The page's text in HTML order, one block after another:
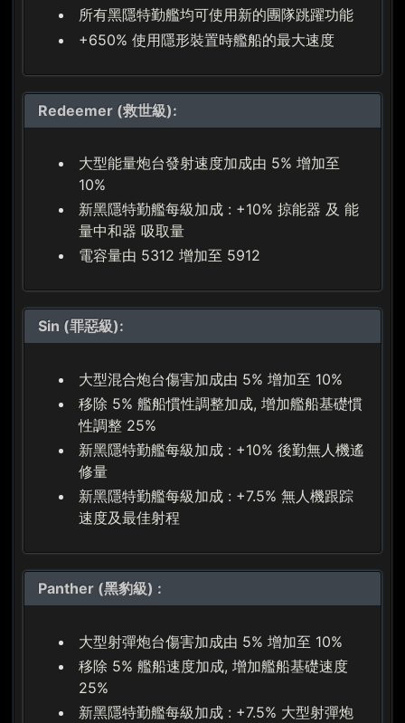
所有黑隱特勤艦均可使用新的團隊跳躍功能
+650% 使用隱形裝置時艦船的最大速度
Redeemer (救世級):
大型能量炮台發射速度加成由 5% 增加至
10%
新黑隱特勤艦每級加成 : +10% 掠能器 及 能
量中和器 吸取量
電容量由 5312 增加至 5912
Sin (罪惡級):
大型混合炮台傷害加成由 5% 增加至 10%
移除 5% 艦船慣性調整加成, 增加艦船基礎慣
性調整 25%
新黑隱特勤艦每級加成 : +10% 後勤無人機遙
修量
新黑隱特勤艦每級加成 : +7.5% 無人機跟踪
速度及最佳射程
Panther (黑豹級) :
大型射彈炮台傷害加成由 5% 增加至 10%
移除 5% 艦船速度加成, 增加艦船基礎速度
25%
新黑隱特勤艦每級加成 : +7.5% 大型射彈炮